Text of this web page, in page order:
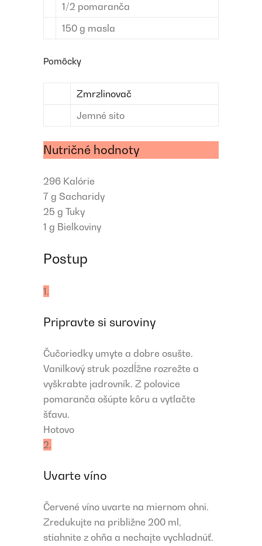
1/2 pomaranča
150 g masla
Pomôcky
Zmrzlinovač
Jemné sito
Nutričné hodnoty
296 Kalórie
7 g Sacharidy
25 g Tuky
1 g Bielkoviny
Postup
1.
Pripravte si suroviny
Čučoriedky umyte a dobre osušte.
Vanilkový struk pozdĺžne rozrežte a
vyškrabte jadrovník. Z polovice
pomaranča ošúpte kôru a vytlačte
šťavu.
Hotovo
2.
Uvarte víno
Červené víno uvarte na miernom ohni.
Zredukujte na približne 200 ml,
stiahnite z ohňa a nechajte vychladnúť.